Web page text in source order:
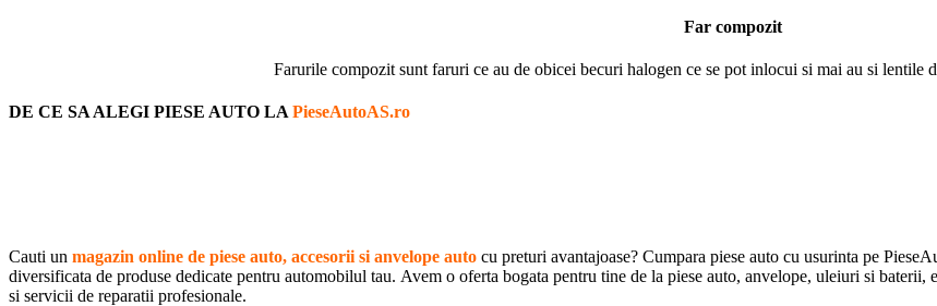
Far compozit
Farurile compozit sunt faruri ce au de obicei becuri halogen ce se pot inlocui si mai au si lentile
DE CE SA ALEGI PIESE AUTO LAPieseAutoAS.ro
Cauti un magazin online de piese auto, accesorii si anvelope auto cu preturi avantajoase? Cumpara piese auto cu usurinta pe
diversificata de produse dedicate pentru automobilul tau. Avem o oferta bogata pentru tine de la piese auto, anvelope, uleiuri si baterii,
si servicii de reparatii profesionale.